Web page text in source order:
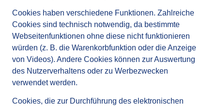
Cookies haben verschiedene Funktionen. Zahlreiche
Cookies sind technisch notwendig, da bestimmte
Webseitenfunktionen ohne diese nicht funktionieren
würden (z. B. die Warenkorbfunktion oder die Anzeige
von Videos). Andere Cookies können zur Auswertung
des Nutzerverhaltens oder zu Werbezwecken
verwendet werden.
Cookies, die zur Durchführung des elektronischen